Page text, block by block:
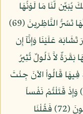
ادْعُ لَنَا رَبَّكَ يُبَيِّن لَّنَا مَا لَوْنُهَا
قَالَ إِنَّهُ يَقُولُ إِنّهَا بَقَرَةٌ صَفْرَاء فَاقِعٌ لَّوْنُهَا تَسُرُّ النَّاظِرِينَ (69)
عَلَيْنَا وَإِنَّآ إِن
يَقُولُ إِنَّهَا بَقَرَةٌ لاَّ ذَلُولٌ تُثِيرُ
قَالُواْ الآنَ جِئْتَ
بِالْحَقِّ فَذَبَحُوهَا وَمَا كَادُواْ يَفْعَلُونَ (71) وَإِذْ قَتَلْتُمْ نَفْساً
فَادَّارَأْتُمْ فِيهَا وَاللّهُ مُخْرِجٌ مَّا كُنتُمْ تَكْتُمُونَ (72) فَقُلْنَا